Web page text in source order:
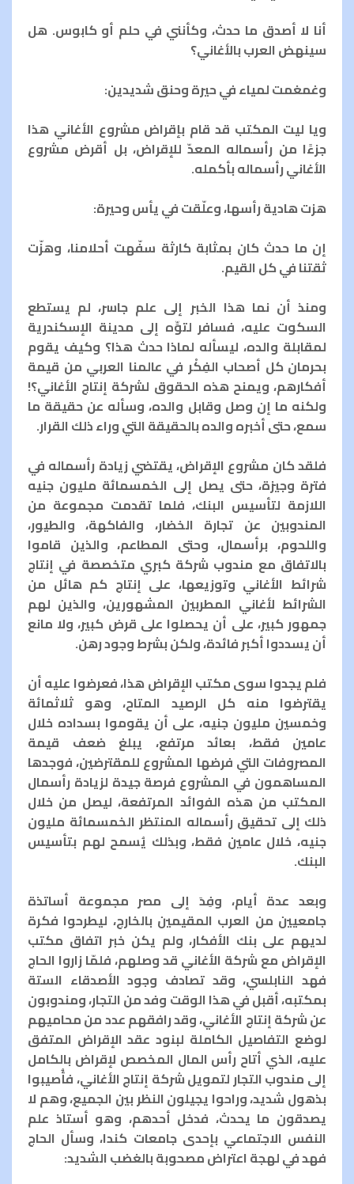
أنا لا أصدق ما حدث، وكأنني في حلم أو كابوس. هل
سينهض العرب بالأغاني؟
وغمغمت لمياء في حيرة وحنق شديدين:
ويا ليت المكتب قد قام بإقراض مشروع الأغاني هذا
جزءًا من رأسماله المعدّ للإقراض، بل أقرض مشروع
الأغاني رأسماله بأكمله.
هزت هادية رأسها، وعلّقت في يأس وحيرة:
إن ما حدث كان بمثابة كارثة سفّهت أحلامنا، وهزّت
ثقتنا في كل القيم.
ومنذ أن نما هذا الخبر إلى علم جاسر، لم يستطع
السكوت عليه، فسافر لتوِّه إلى مدينة الإسكندرية
لمقابلة والده، ليسأله لماذا حدث هذا؟ وكيف يقوم
بحرمان كل أصحاب الفِكْر في عالمنا العربي من قيمة
أفكارهم، ويمنح هذه الحقوق لشركة إنتاج الأغاني؟!
ولكنه ما إن وصل وقابل والده، وسأله عن حقيقة ما
سمع، حتى أخبره والده بالحقيقة التي وراء ذلك القرار.
فلقد كان مشروع الإقراض، يقتضي زيادة رأسماله في
فترة وجيزة، حتى يصل إلى الخمسمائة مليون جنيه
اللازمة لتأسيس البنك، فلما تقدمت مجموعة من
المندوبين عن تجارة الخضار، والفاكهة، والطيور،
واللحوم، برأسمال، وحتى المطاعم، والذين قاموا
بالاتفاق مع مندوب شركة كبري متخصصة في إنتاج
شرائط الأغاني وتوزيعها، على إنتاج كم هائل من
الشرائط لأغاني المطربين المشهورين، والذين لهم
جمهور كبير، على أن يحصلوا على قرض كبير، ولا مانع
أن يسددوا أكبر فائدة، ولكن بشرط وجود رهن.
فلم يجدوا سوى مكتب الإقراض هذا، فعرضوا عليه أن
يقترضوا منه كل الرصيد المتاح، وهو ثلاثمائة
وخمسين مليون جنيه، على أن يقوموا بسداده خلال
عامين فقط، بعائد مرتفع، يبلغ ضعف قيمة
المصروفات التي فرضها المشروع للمقترضين، فوجدها
المساهمون في المشروع فرصة جيدة لزيادة رأسمال
المكتب من هذه الفوائد المرتفعة، ليصل من خلال
ذلك إلى تحقيق رأسماله المنتظر الخمسمائة مليون
جنيه، خلال عامين فقط، وبذلك يُسمح لهم بتأسيس
البنك.
وبعد عدة أيام، وفِدَ إلى مصر مجموعة أساتذة
جامعيين من العرب المقيمين بالخارج، ليطرحوا فكرة
لديهم على بنك الأفكار، ولم يكن خبر اتفاق مكتب
الإقراض مع شركة الأغاني قد وصلهم، فلمّا زاروا الحاج
فهد النابلسي، وقد تصادف وجود الأصدقاء الستة
بمكتبه، أقبل في هذا الوقت وفد من التجار، ومندوبون
عن شركة إنتاج الأغاني، وقد رافقهم عدد من محاميهم
لوضع التفاصيل الكاملة لبنود عقد الإقراض المتفق
عليه، الذي أتاح رأس المال المخصص لإقراض بالكامل
إلى مندوب التجار لتمويل شركة إنتاج الأغاني، فأُصيبوا
بذهول شديد، وراحوا يجيلون النظر بين الجميع، وهم لا
يصدقون ما يحدث، فدخل أحدهم، وهو أستاذ علم
النفس الاجتماعي بإحدى جامعات كندا، وسأل الحاج
فهد في لهجة اعتراض مصحوبة بالغضب الشديد: